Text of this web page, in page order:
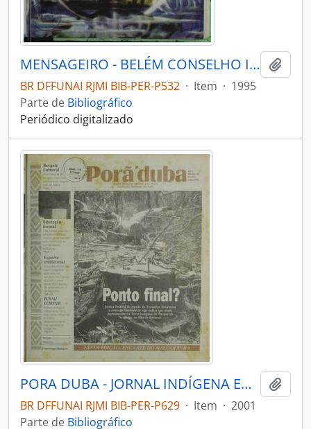
MENSAGEIRO - BELÉM CONSELHO INDIGENISTA MISSIONÁRIO - 1995 - Nº94
BR DFFUNAI RJMI BIB-PER-P532 · Item · 1995
Parte de Bibliográfico
Periódico digitalizado
PORA DUBA - JORNAL INDÍGENA EDITADO PELA FUNAI - 2001 - Nº10
BR DFFUNAI RJMI BIB-PER-P629 · Item · 2001
Parte de Bibliográfico